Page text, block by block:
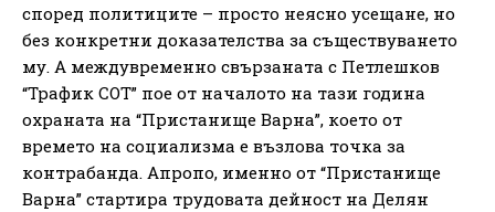
според политиците – просто неясно усещане, но
без конкретни доказателства за съществуването
му. А междувременно свързаната с Петлешков
“Трафик СОТ” пое от началото на тази година
охраната на “Пристанище Варна”, което от
времето на социализма е възлова точка за
контрабанда. Апропо, именно от “Пристанище
Варна” стартира трудовата дейност на Делян